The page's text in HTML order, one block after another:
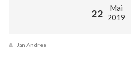
22
Mai
2019
Jan Andree